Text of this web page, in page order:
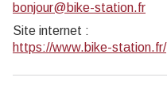
bonjour@bike-station.fr
Site internet :
https://www.bike-station.fr/